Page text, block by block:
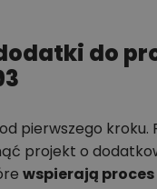
do
pierwszego kroku.
projekt o
wspierają